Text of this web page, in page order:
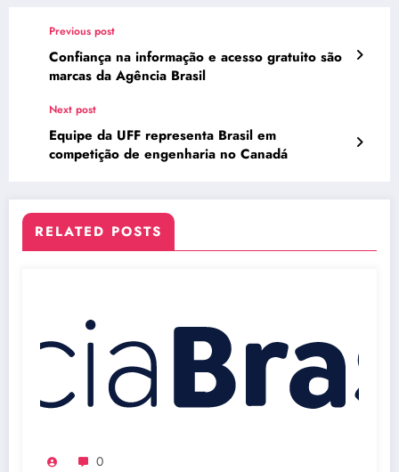
Previous post
Confiança na informação e acesso gratuito são
marcas da Agência Brasil
Next post
Equipe da UFF representa Brasil em
competição de engenharia no Canadá
RELATED POSTS
0